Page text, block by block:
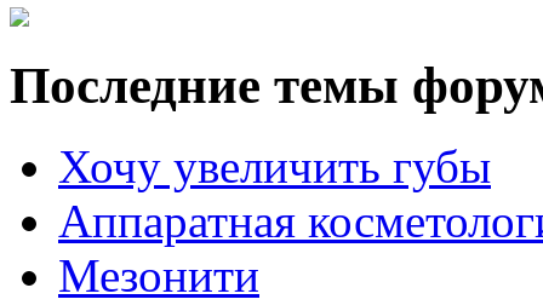
Последние темы
Хочу увеличить губы
Аппаратная
Мезонити